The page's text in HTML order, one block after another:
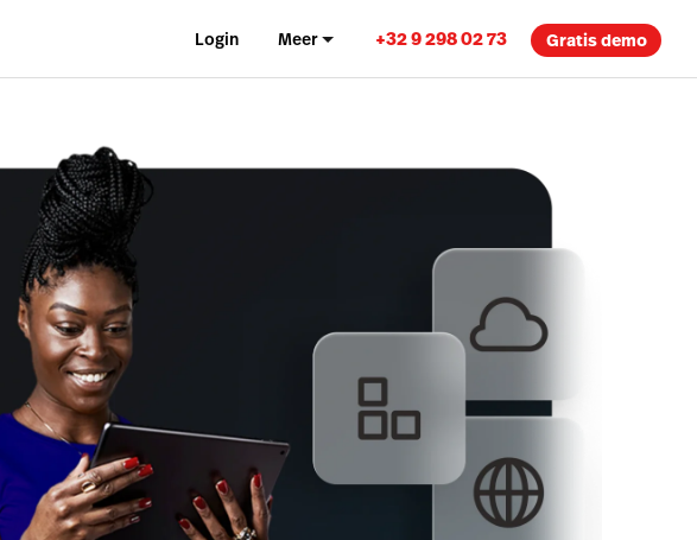
Login Meer +32 9 298 02 73 Gratis demo